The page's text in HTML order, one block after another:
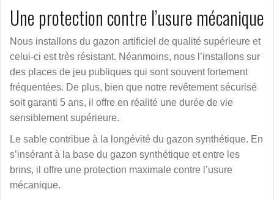
Une protection contre l’usure mécanique
Nous installons du gazon artificiel de qualité supérieure et
celui-ci est très résistant. Néanmoins, nous l’installons sur
des places de jeu publiques qui sont souvent fortement
fréquentées. De plus, bien que notre revêtement sécurisé
soit garanti 5 ans, il offre en réalité une durée de vie
sensiblement supérieure.
Le sable contribue à la longévité du gazon synthétique. En
s’insérant à la base du gazon synthétique et entre les
brins, il offre une protection maximale contre l’usure
mécanique.